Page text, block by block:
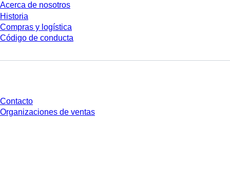
Acerca de nosotros
Historia
Compras y logística
Código de conducta
Contacto
Organizaciones de ventas